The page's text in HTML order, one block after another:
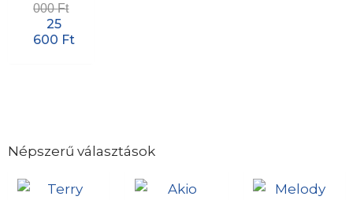
000Ft
25
600 Ft
Népszerű választások